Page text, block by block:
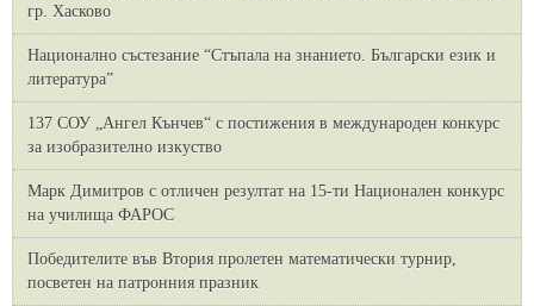
гр. Хасково
Национално състезание “Стъпала на знанието. Български език и
литература”
137 СОУ „Ангел Кънчев“ с постижения в международен конкурс
за изобразително изкуство
Марк Димитров с отличен резултат на 15-ти Национален конкурс
на училища ФАРОС
Победителите във Втория пролетен математически турнир,
посветен на патронния празник